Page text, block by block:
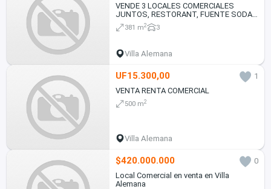
VENDE 3 LOCALES COMERCIALES
JUNTOS, RESTORANT, FUENTE SODA,
HOTEL, EN VILLA ALEMANA V REGION
381 m2 3
Villa Alemana
UF15.300,00
1
VENTA RENTA COMERCIAL
500 m2
Villa Alemana
$420.000.000
0
Local Comercial en venta en Villa
Alemana